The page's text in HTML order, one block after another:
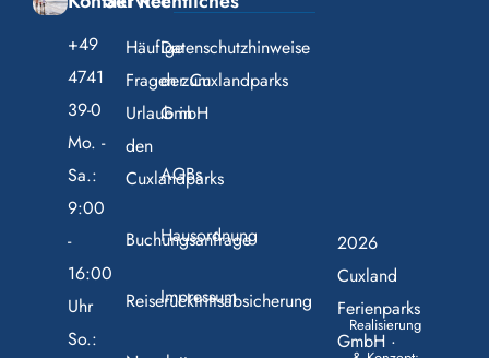
+49
4741
39-0
Mo. -
Sa.:
9:00
-
16:00
Uhr
So.:
Häufige
Fragen zum
Urlaub in
den
Cuxlandparks
Buchungsanfrage
Reiserücktrittsabsicherung
Datenschutzhinweise
der Cuxlandparks
GmbH
AGBs
Hausordnung
Impressum
2026
Cuxland
Ferienparks
GmbH ·
Realisierung